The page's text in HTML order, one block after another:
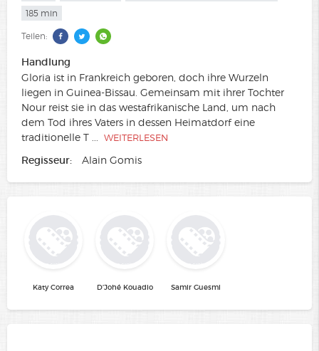
185 min
Teilen:
Handlung
Gloria ist in Frankreich geboren, doch ihre Wurzeln
liegen in Guinea-Bissau. Gemeinsam mit ihrer Tochter
Nour reist sie in das westafrikanische Land, um nach
dem Tod ihres Vaters in dessen Heimatdorf eine
traditionelle T
WEITERLESEN
Regisseur: Alain Gomis
Katy Correa D'Johé Kouadio Samir Guesmi